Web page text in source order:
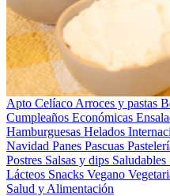
Apto Celíaco Arroces y pastas
Cumpleaños Económicas
Hamburguesas Helados
Navidad Panes Pascuas
Postres Salsas y dips Saludables
Lácteos Snacks Vegano
Salud y Alimentación